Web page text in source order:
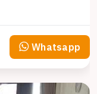
Whatsapp